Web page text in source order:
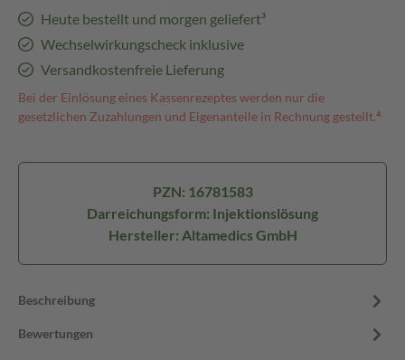
Heute bestellt und morgen geliefert³
Wechselwirkungscheck inklusive
Versandkostenfreie Lieferung
Bei der Einlösung eines Kassenrezeptes werden nur die
gesetzlichen Zuzahlungen und Eigenanteile in Rechnung gestellt.⁴
PZN: 16781583
Darreichungsform: Injektionslösung
Hersteller: Altamedics GmbH
Beschreibung
Bewertungen